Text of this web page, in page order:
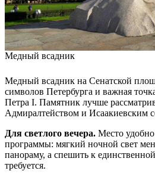
Медный всадник
Медный всадник на Сенатской
символов Петербурга и важная
Петра I. Памятник лучше
Адмиралтейством и Исаакиевским
Для светлого вечера. Место
программы: мягкий ночной свет
панораму, а спешить к
требуется.